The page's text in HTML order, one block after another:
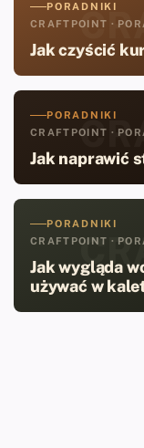
PORADNIKI
CRAFTPOINT ·
Jak czyścić
PORADNIKI
CRAFTPOINT ·
Jak naprawić
PORADNIKI
CRAFTPOINT ·
Jak wygląda
używać w